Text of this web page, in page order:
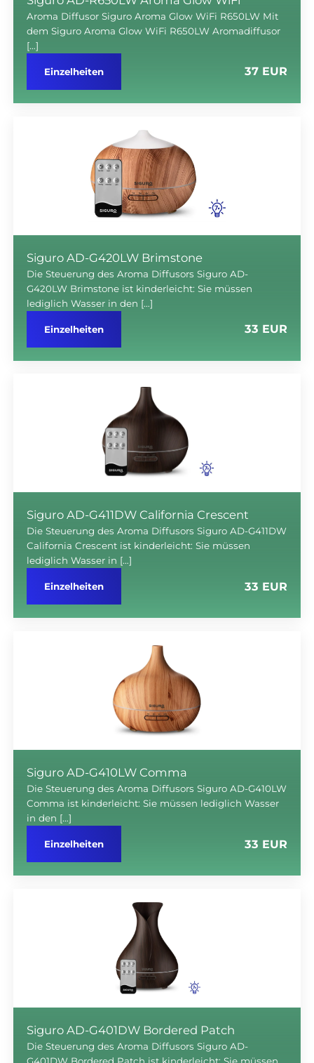
Aroma Diffusor Siguro Aroma Glow WiFi R650LW Mit
dem Siguro Aroma Glow WiFi R650LW Aromadiffusor
[…]
Einzelheiten 37 EUR
Siguro AD-G420LW Brimstone
Die Steuerung des Aroma Diffusors Siguro AD-
G420LW Brimstone ist kinderleicht: Sie müssen
lediglich Wasser in den […]
Einzelheiten 33 EUR
Siguro AD-G411DW California Crescent
Die Steuerung des Aroma Diffusors Siguro AD-G411DW
California Crescent ist kinderleicht: Sie müssen
lediglich Wasser in […]
Einzelheiten 33 EUR
Siguro AD-G410LW Comma
Die Steuerung des Aroma Diffusors Siguro AD-G410LW
Comma ist kinderleicht: Sie müssen lediglich Wasser
in den […]
Einzelheiten 33 EUR
Siguro AD-G401DW Bordered Patch
Die Steuerung des Aroma Diffusors Siguro AD-